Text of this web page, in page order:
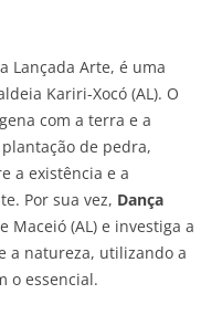
Lançada Arte, é uma
Kariri-Xocó (AL). O
com a terra e a
de pedra,
a existência e a
Por sua vez, Dança
Maceió (AL) e investiga a
a natureza, utilizando a
o essencial.